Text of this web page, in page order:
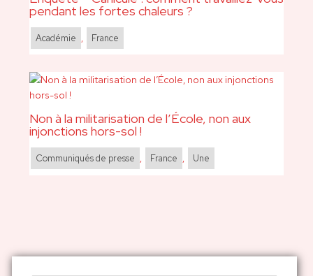
pendant les fortes chaleurs ?
Académie , France
Non à la militarisation de l’École, non aux
injonctions hors-sol !
Communiqués de presse , France , Une